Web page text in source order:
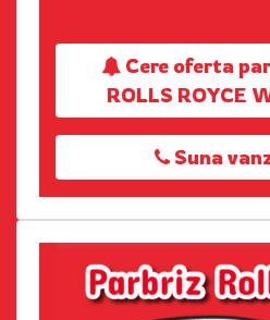
Cere oferta
ROLLS ROYCE
Suna